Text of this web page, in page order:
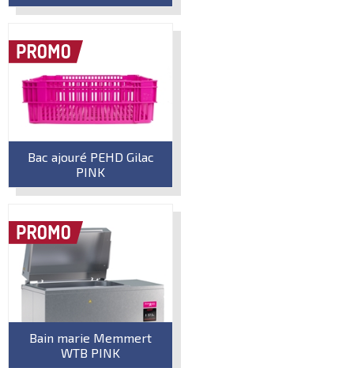
Bac ajouré PEHD Gilac
PINK
Bain marie Memmert
WTB PINK